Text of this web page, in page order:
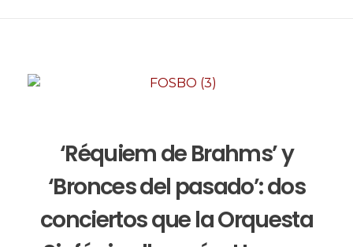
‘Réquiem de Brahms’ y
‘Bronces del pasado’: dos
conciertos que la Orquesta